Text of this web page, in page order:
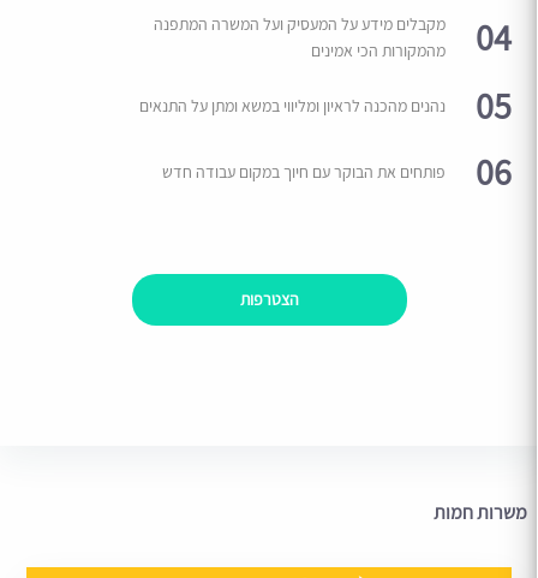
04
מקבלים מידע על המעסיק ועל המשרה המתפנה
מהמקורות הכי אמינים
05 נהנים מהכנה לראיון ומליווי במשא ומתן על התנאים
06 פותחים את הבוקר עם חיוך במקום עבודה חדש
הצטרפות
משרות חמות